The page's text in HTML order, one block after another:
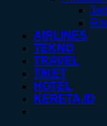
AIRLINES
TEKNO
TRAVEL
TIKET
HOTEL
KERETA.ID